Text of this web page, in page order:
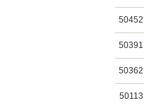
50452
50391
50362
50113